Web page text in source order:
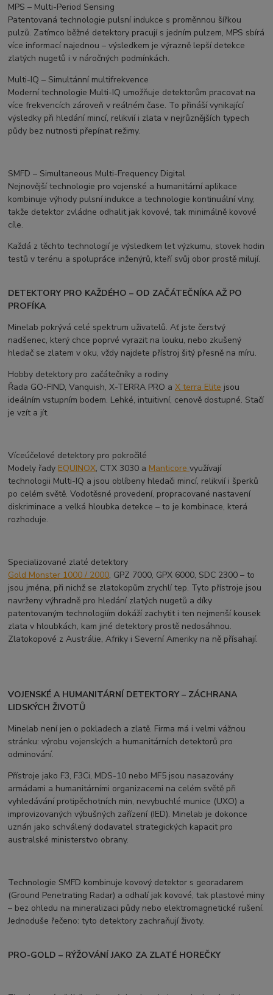
MPS – Multi-Period Sensing
Patentovaná technologie pulsní indukce s proměnnou šířkou
pulzů. Zatímco běžné detektory pracují s jedním pulzem, MPS sbírá
více informací najednou – výsledkem je výrazně lepší detekce
zlatých nugetů i v náročných podmínkách.
Multi-IQ – Simultánní multifrekvence
Moderní technologie Multi-IQ umožňuje detektorům pracovat na
více frekvencích zároveň v reálném čase. To přináší vynikající
výsledky při hledání mincí, relikvií i zlata v nejrůznějších typech
půdy bez nutnosti přepínat režimy.
SMFD – Simultaneous Multi-Frequency Digital
Nejnovější technologie pro vojenské a humanitární aplikace
kombinuje výhody pulsní indukce a technologie kontinuální vlny,
takže detektor zvládne odhalit jak kovové, tak minimálně kovové
cíle.
Každá z těchto technologií je výsledkem let výzkumu, stovek hodin
testů v terénu a spolupráce inženýrů, kteří svůj obor prostě milují.
DETEKTORY PRO KAŽDÉHO – OD ZAČÁTEČNÍKA AŽ PO
PROFÍKA
Minelab pokrývá celé spektrum uživatelů. Ať jste čerstvý
nadšenec, který chce poprvé vyrazit na louku, nebo zkušený
hledač se zlatem v oku, vždy najdete přístroj šitý přesně na míru.
Hobby detektory pro začátečníky a rodiny
Řada GO-FIND, Vanquish, X-TERRA PRO aX terra Elite jsou
ideálním vstupním bodem. Lehké, intuitivní, cenově dostupné. Stačí
je vzít a jít.
Víceúčelové detektory pro pokročilé
Modely řady EQUINOX, CTX 3030 a Manticorevyužívají
technologii Multi-IQ a jsou oblíbeny hledači mincí, relikvií i šperků
po celém světě. Vodotěsné provedení, propracované nastavení
diskriminace a velká hloubka detekce – to je kombinace, která
rozhoduje.
Specializované zlaté detektory
Gold Monster 1000 / 2000, GPZ 7000, GPX 6000, SDC 2300 – to
jsou jména, při nichž se zlatokopům zrychlí tep. Tyto přístroje jsou
navrženy výhradně pro hledání zlatých nugetů a díky
patentovaným technologiím dokáží zachytit i ten nejmenší kousek
zlata v hloubkách, kam jiné detektory prostě nedosáhnou.
Zlatokopové z Austrálie, Afriky i Severní Ameriky na ně přísahají.
VOJENSKÉ A HUMANITÁRNÍ DETEKTORY – ZÁCHRANA
LIDSKÝCH ŽIVOTŮ
Minelab není jen o pokladech a zlatě. Firma má i velmi vážnou
stránku: výrobu vojenských a humanitárních detektorů pro
odminování.
Přístroje jako F3, F3Ci, MDS-10 nebo MF5 jsou nasazovány
armádami a humanitárními organizacemi na celém světě při
vyhledávání protipěchotních min, nevybuchlé munice (UXO) a
improvizovaných výbušných zařízení (IED). Minelab je dokonce
uznán jako schválený dodavatel strategických kapacit pro
australské ministerstvo obrany.
Technologie SMFD kombinuje kovový detektor s georadarem
(Ground Penetrating Radar) a odhalí jak kovové, tak plastové miny
– bez ohledu na mineralizaci půdy nebo elektromagnetické rušení.
Jednoduše řečeno: tyto detektory zachraňují životy.
PRO-GOLD – RÝŽOVÁNÍ JAKO ZA ZLATÉ HOREČKY